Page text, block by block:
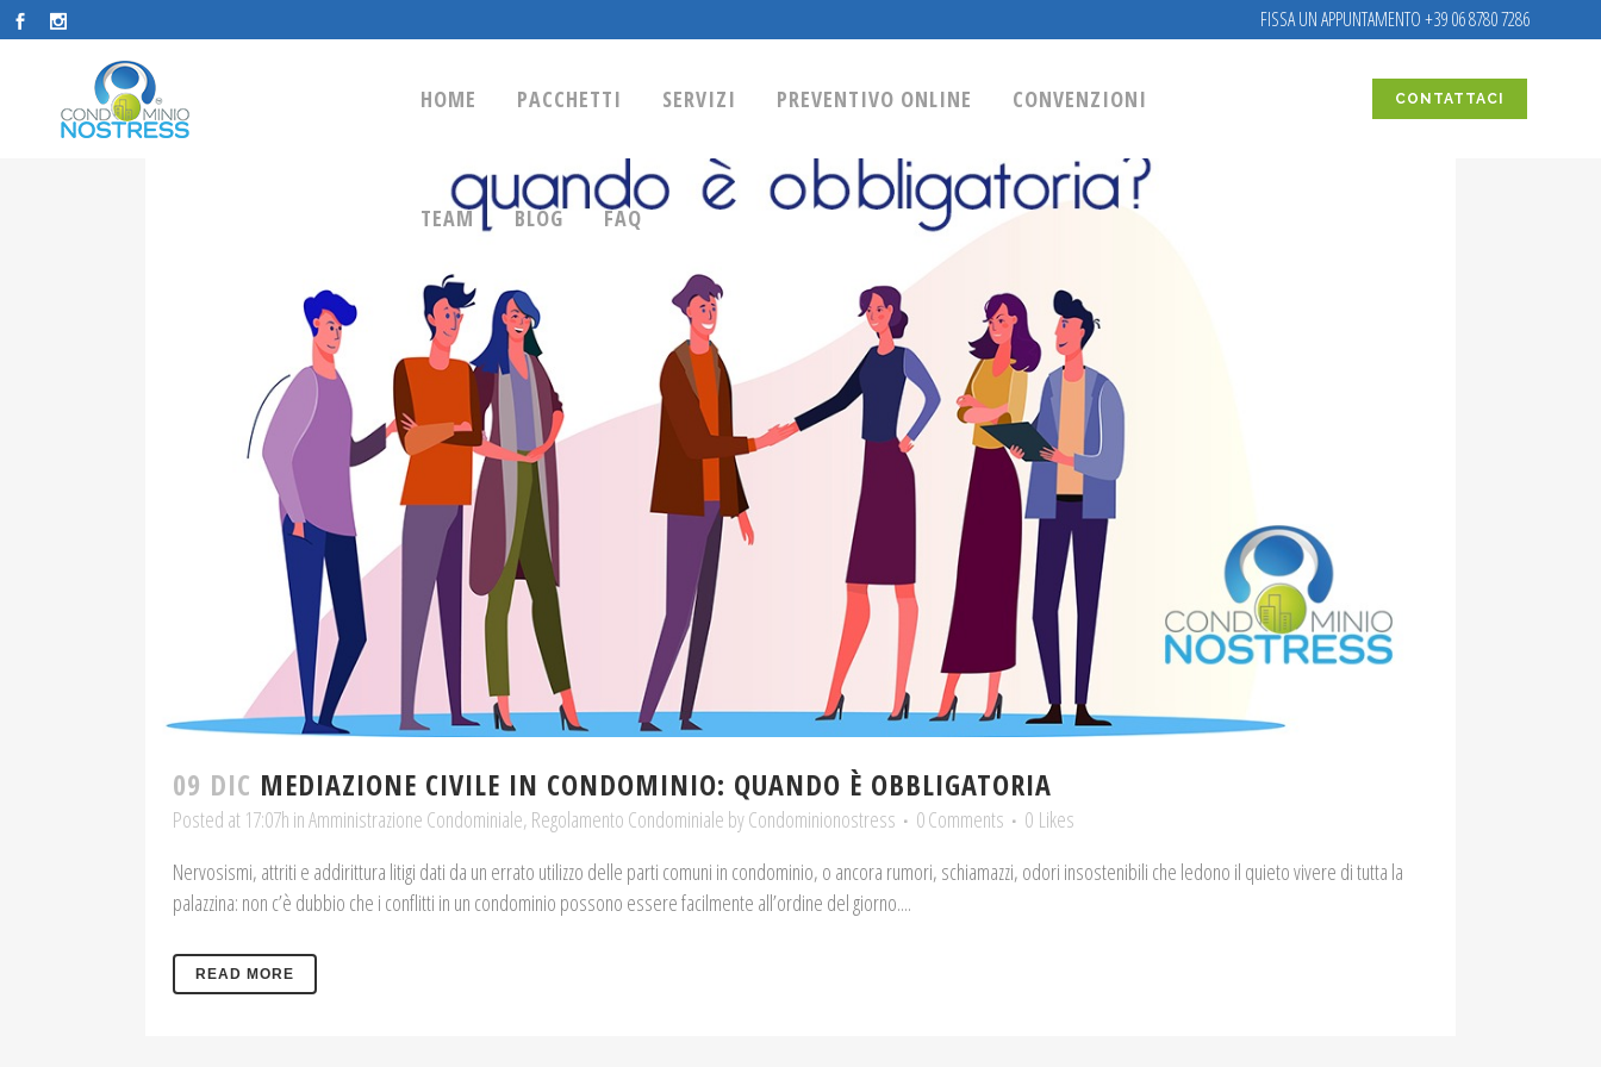
FISSA UN APPUNTAMENTO +39 06 8780 7286
CONTATTACI
HOME PACCHETTI SERVIZI PREVENTIVO ONLINE CONVENZIONI
TEAM BLOG FAQ
09 DIC MEDIAZIONE CIVILE IN CONDOMINIO: QUANDO È OBBLIGATORIA
Posted at 17:07h inAmministrazione Condominiale, Regolamento Condominiale byCondominionostress 0 Comments 0 Likes
Nervosismi, attriti e addirittura litigi dati da un errato utilizzo delle parti comuni in condominio, o ancora rumori, schiamazzi, odori insostenibili che ledono il quieto vivere di tutta la
palazzina: non c’è dubbio che i conflitti in un condominio possono essere facilmente all’ordine del giorno....
READ MORE